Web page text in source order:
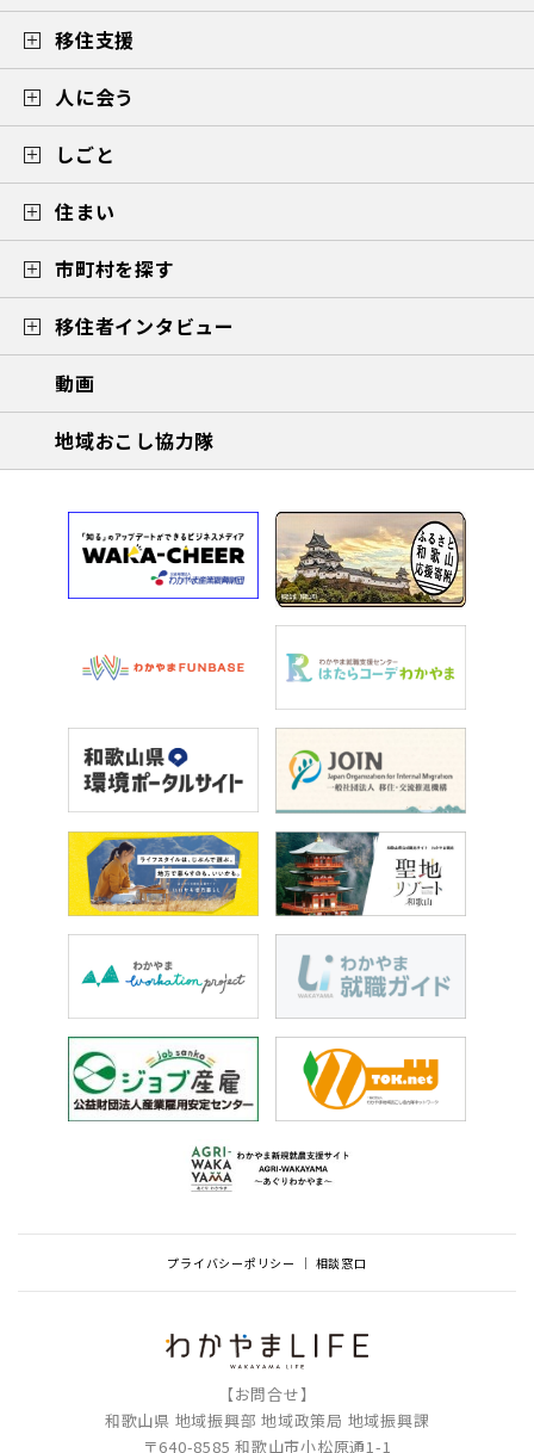
移住支援
人に会う
しごと
住まい
市町村を探す
移住者インタビュー
動画
地域おこし協力隊
プライバシーポリシー 相談窓口
【お問合せ】
和歌山県 地域振興部 地域政策局 地域振興課
〒640-8585 和歌山市小松原通1-1